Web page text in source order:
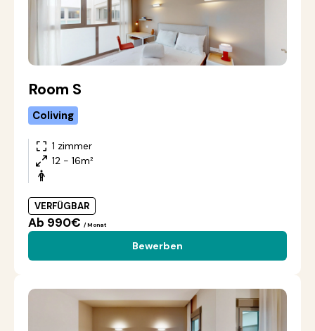
Room S
Coliving
1 zimmer
12 - 16m²
VERFÜGBAR
Ab 990€ / Monat
Bewerben